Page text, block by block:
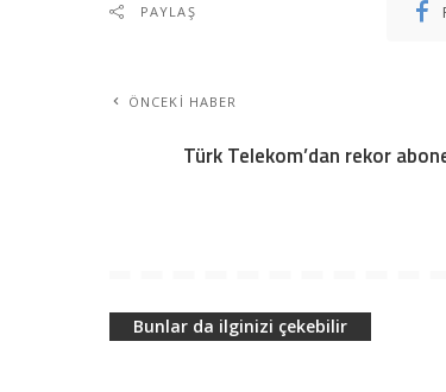
PAYLAŞ
ÖNCEKI HABER
Türk Telekom’dan rekor
Bunlar da ilginizi çekebilir